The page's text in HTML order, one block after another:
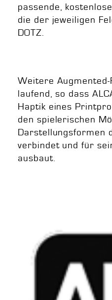
passende,
die der jeweiligen
DOTZ.
Weitere
laufend, so dass
Haptik eines
den spielerischen
Darstellungsformen
verbindet und für
ausbaut.